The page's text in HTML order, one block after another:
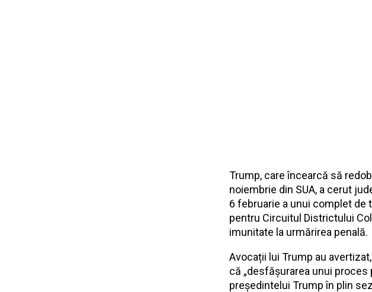
Trump, care încearcă să
noiembrie din SUA, a cerut
6 februarie a unui complet de
pentru Circuitul Districtului
imunitate la urmărirea penală.
Avocații lui Trump au
că „desfășurarea unui
președintelui Trump în plin